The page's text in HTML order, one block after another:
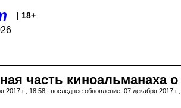
| 18+
часть киноальманаха
2017 г., 18:58 | последнее обновление: 07 декабря 2017